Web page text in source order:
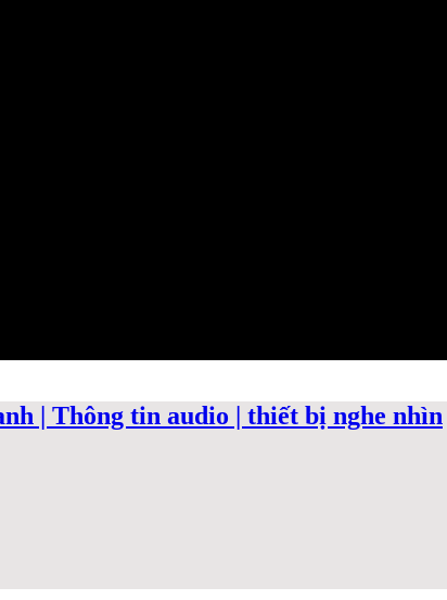
| Thông tin audio | thiết bị nghe nhìn